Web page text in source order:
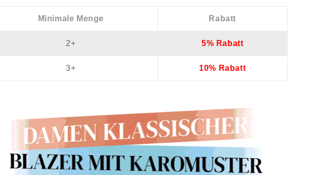
Minimale Menge Rabatt
2+ 5% Rabatt
3+ 10% Rabatt